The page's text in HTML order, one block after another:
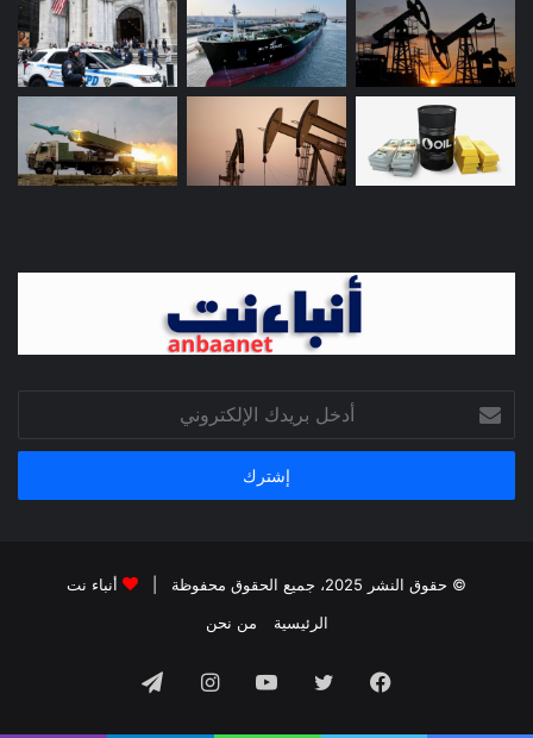
بريدك
الإلكتروني
© حقوق النشر 2025، جميع الحقوق محفوظة |
أنباء نت
الرئيسية
من نحن
فيسبوك تويتر يوتيوبانستقرامتيلقرام